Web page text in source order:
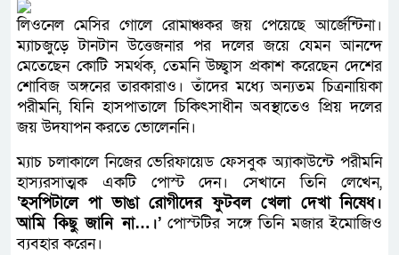
লিওনেল মেসির গোলে রোমাঞ্চকর জয় পেয়েছে আর্জেন্টিনা।
ম্যাচজুড়ে টানটান উত্তেজনার পর দলের জয়ে যেমন আনন্দে
মেতেছেন কোটি সমর্থক, তেমনি উচ্ছ্বাস প্রকাশ করেছেন দেশের
শোবিজ অঙ্গনের তারকারাও। তাঁদের মধ্যে অন্যতম চিত্রনায়িকা
পরীমনি, যিনি হাসপাতালে চিকিৎসাধীন অবস্থাতেও প্রিয় দলের
জয় উদযাপন করতে ভোলেননি।
ম্যাচ চলাকালে নিজের ভেরিফায়েড ফেসবুক অ্যাকাউন্টে পরীমনি
হাস্যরসাত্মক একটি পোস্ট দেন। সেখানে তিনি লেখেন,
‘হসপিটালে পা ভাঙা রোগীদের ফুটবল খেলা দেখা নিষেধ।
আমি কিছু জানি না…।’পোস্টটির সঙ্গে তিনি মজার ইমোজিও
ব্যবহার করেন।